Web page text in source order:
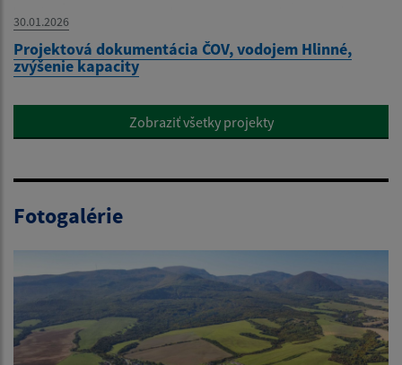
30.01.2026
Projektová dokumentácia ČOV, vodojem Hlinné,
zvýšenie kapacity
Zobraziť všetky projekty
Fotogalérie